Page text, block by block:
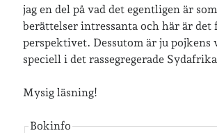
Sista semesterveckan
Från Hälleforsnäs till Katrineholm på
Nu är jag 46 år
Två veckor på Öland
Senaste kommentarer
jag en del på vad det egentligen är
berättelser intressanta och här är
perspektivet. Dessutom är ju pojkens
speciell i det rassegregerade
Mysig läsning!
Bokinfo